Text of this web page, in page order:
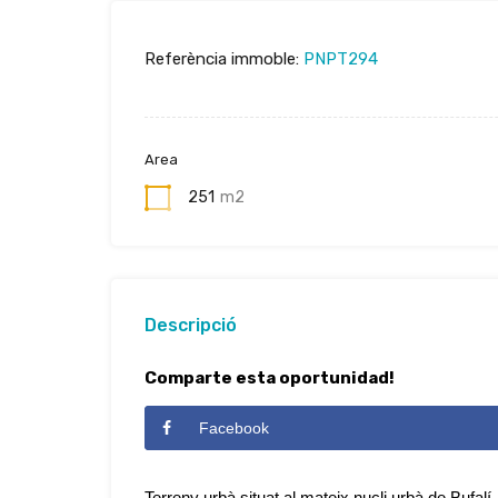
Referència immoble: PNPT294
Area
251 m2
Descripció
Comparte esta oportunidad!
Facebook